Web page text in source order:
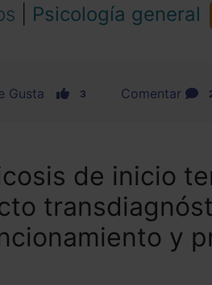
Psicología general
Gusta 3 Comentar
de inicio
y